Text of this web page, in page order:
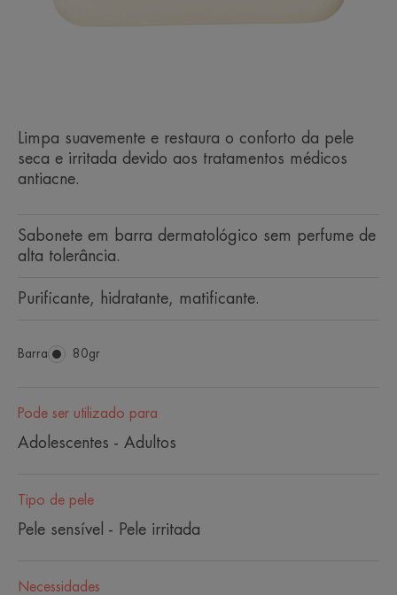
Limpa suavemente e restaura o conforto da pele
seca e irritada devido aos tratamentos médicos
antiacne.
Sabonete em barra dermatológico sem perfume de
alta tolerância.
Purificante, hidratante, matificante.
Barra Barra
80gr
Pode ser utilizado para
Adolescentes - Adultos
Tipo de pele
Pele sensível - Pele irritada
Necessidades